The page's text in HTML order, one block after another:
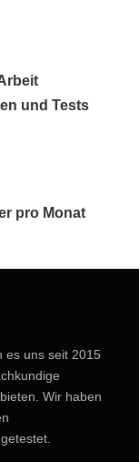
und Tests
pro Monat
es uns seit 2015
Wir haben